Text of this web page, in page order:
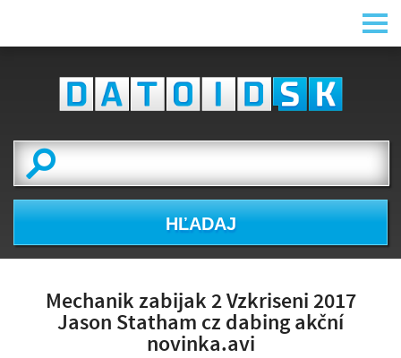
HĽADAJ
Mechanik zabijak 2 Vzkriseni 2017
Jason Statham cz dabing akční
novinka.avi